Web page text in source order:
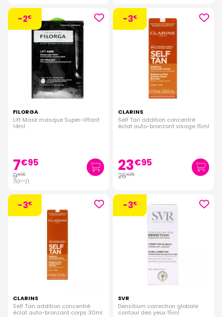
-2€
FILORGA
Lift Mask masque Super-liftant
14ml
7€95
9€95
710€71/l.
-3€
CLARINS
Self Tan addition concentré
éclat auto-bronzant visage 15ml
23€95
26€95
-3€
CLARINS
Self Tan addition concentré
éclat auto-bronzant corps 30ml
-3€
SVR
Densitium correction globale
contour des yeux 15ml